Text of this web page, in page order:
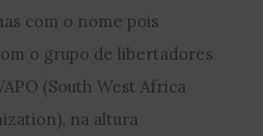
com o nome pois
o grupo de libertadores
(South West Africa
na altura